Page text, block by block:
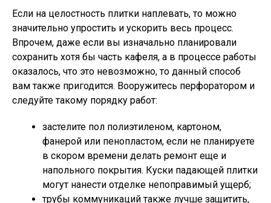
Если на целостность плитки наплевать, то можно
значительно упростить и ускорить весь процесс.
Впрочем, даже если вы изначально планировали
сохранить хотя бы часть кафеля, а в процессе работы
оказалось, что это невозможно, то данный способ
вам также пригодится. Вооружитесь перфоратором и
следуйте такому порядку работ:
застелите пол полиэтиленом, картоном,
фанерой или пенопластом, если не планируете
в скором времени делать ремонт еще и
напольного покрытия. Куски падающей плитки
могут нанести отделке непоправимый ущерб;
трубы коммуникаций также лучше защитить,